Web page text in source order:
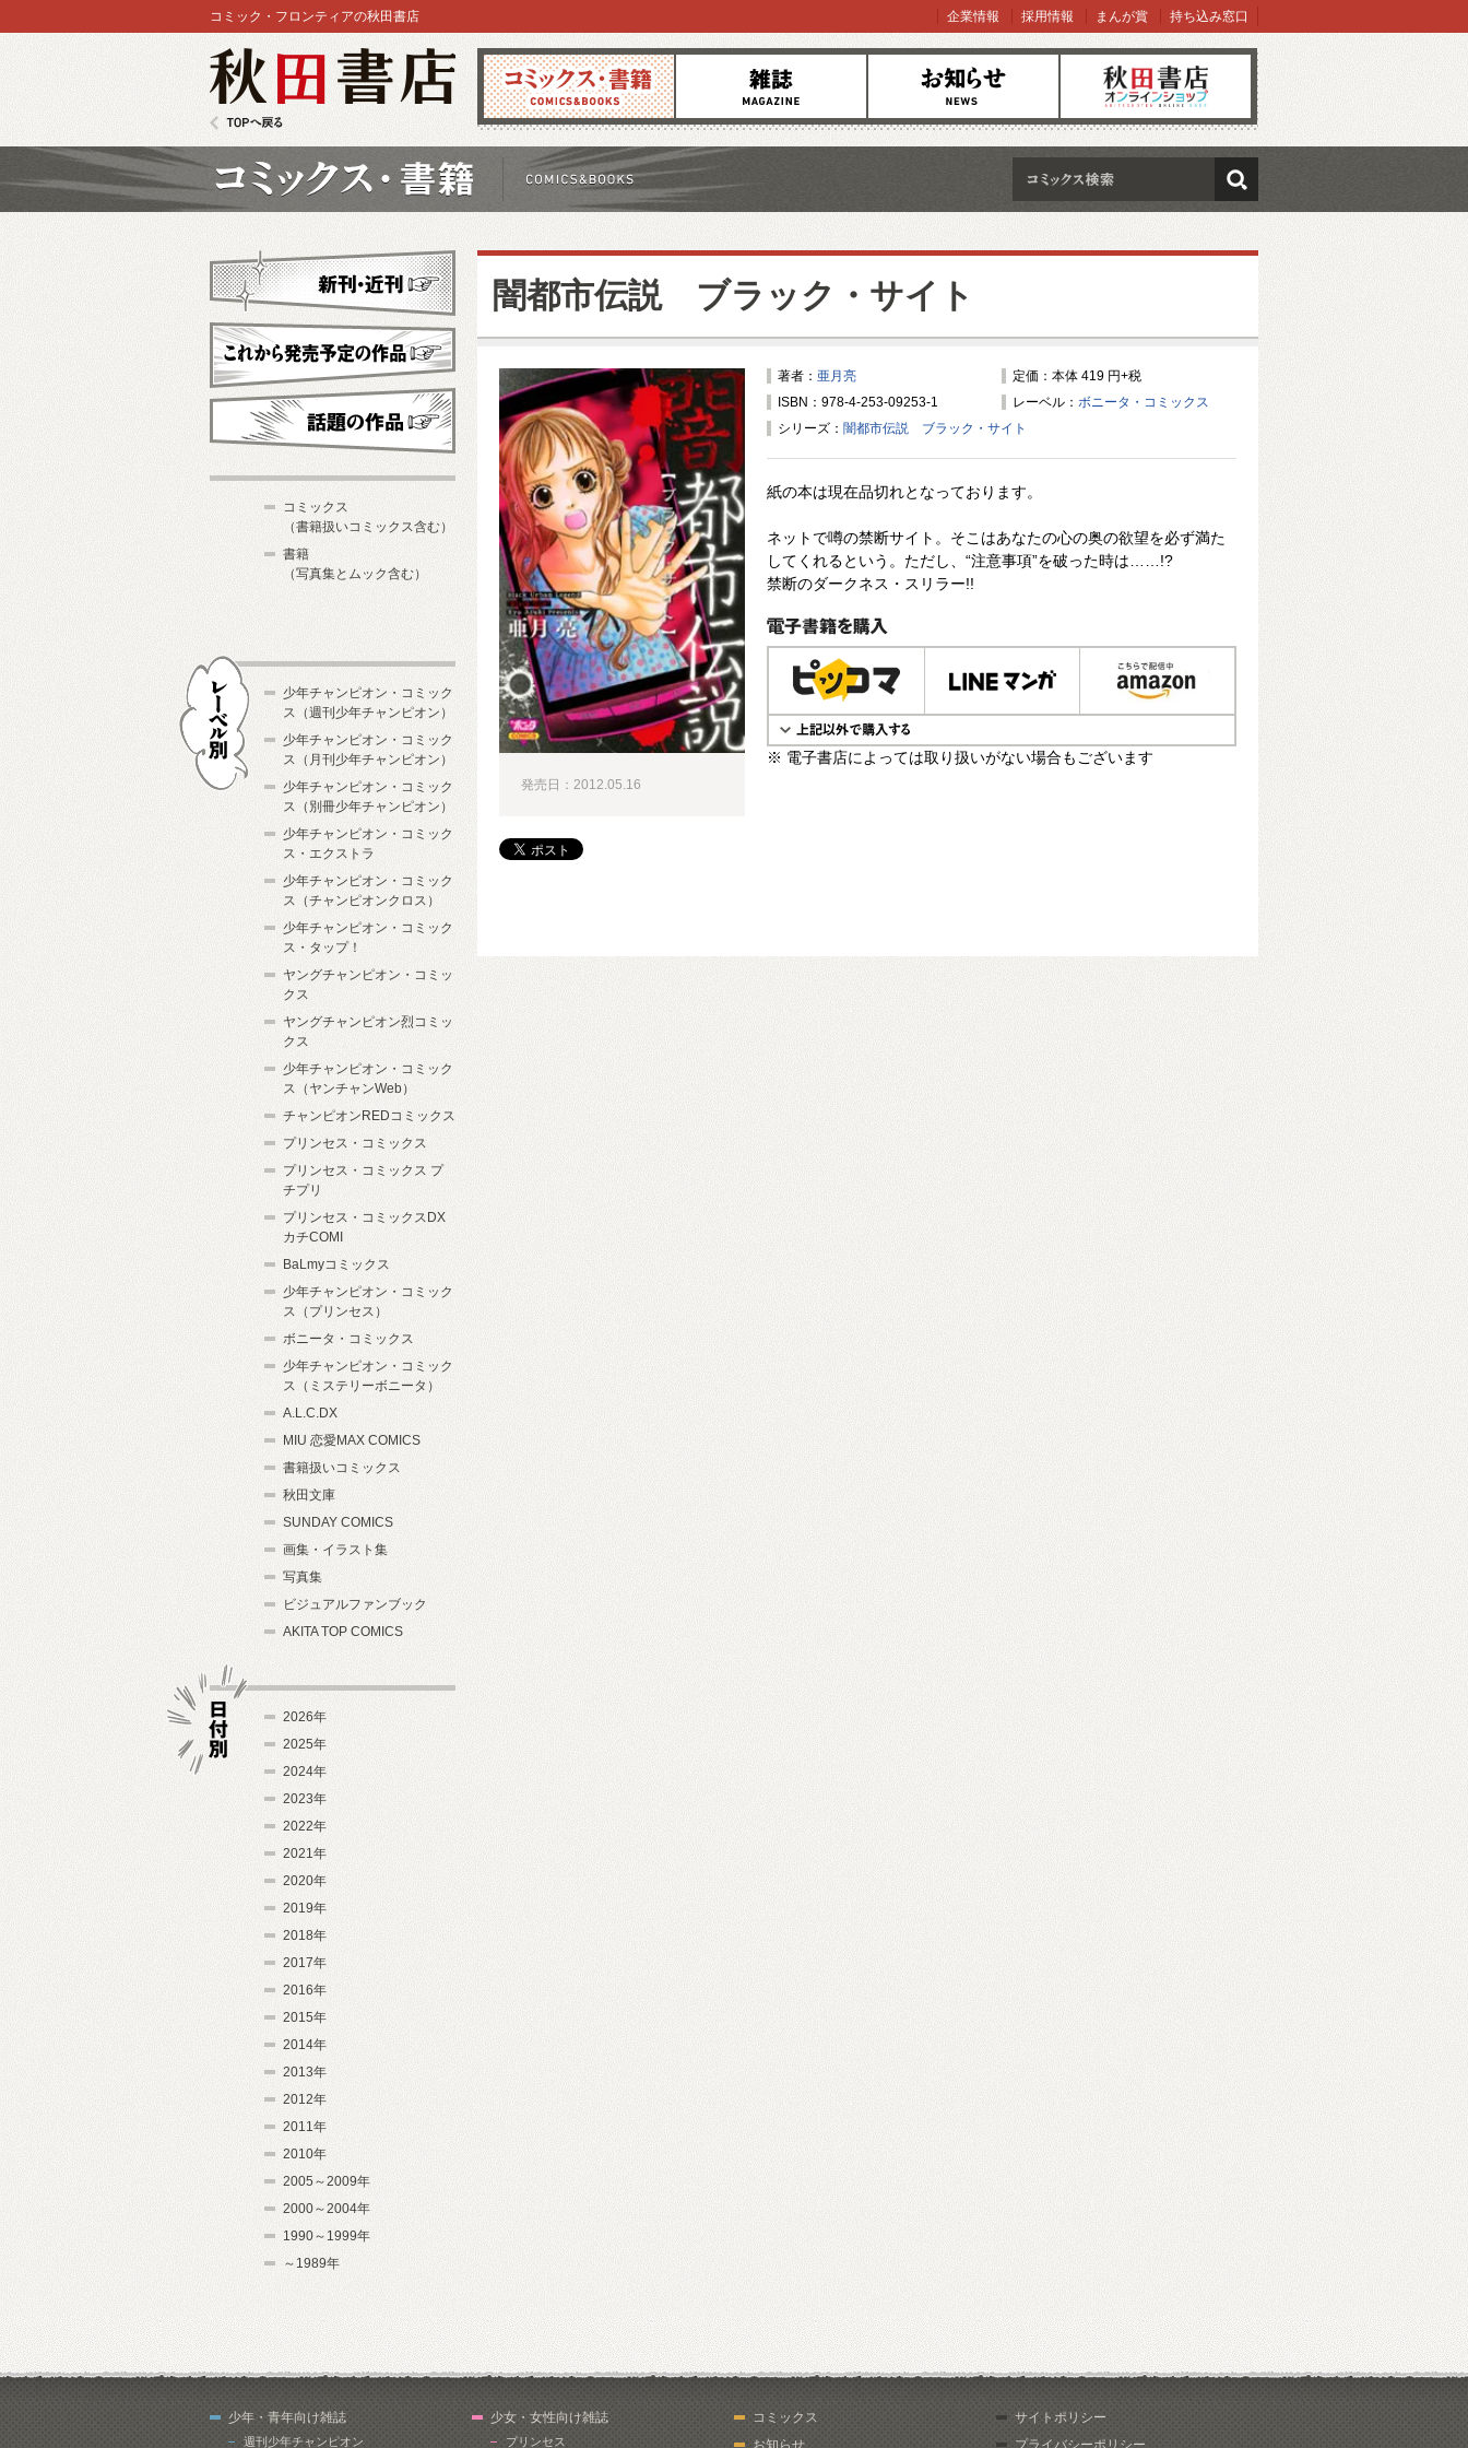
コミックス 雑誌 お知らせ オンラインショップ
コミック・フロンティアの秋田書店 企業情報 採用情報 まんが賞 持ち込み窓口
検索
闇都市伝説 ブラック・サイト
著者： 亜月亮
定価：本体 419 円+税
ISBN：978-4-253-09253-1
レーベル： ボニータ・コミックス
シリーズ： 闇都市伝説 ブラック・サイト
紙の本は現在品切れとなっております。
ネットで噂の禁断サイト。そこはあなたの心の奥の欲望を必ず満た
してくれるという。ただし、“注意事項”を破った時は……!?
禁断のダークネス・スリラー!!
電子書籍で購入
※ 電子書店によっては取り扱いがない場合もございます
発売日：2012.05.16
新刊・近刊
これから発売予定
コミックス
（書籍扱いコミックス含む）
書籍
（写真集とムック含む）
少年チャンピオン・コミック
ス（週刊少年チャンピオン）
少年チャンピオン・コミック
ス（月刊少年チャンピオン）
少年チャンピオン・コミック
ス（別冊少年チャンピオン）
少年チャンピオン・コミック
ス・エクストラ
少年チャンピオン・コミック
ス（チャンピオンクロス）
少年チャンピオン・コミック
ス・タップ！
ヤングチャンピオン・コミッ
クス
ヤングチャンピオン烈コミッ
クス
少年チャンピオン・コミック
ス（ヤンチャンWeb）
チャンピオンREDコミックス
プリンセス・コミックス
プリンセス・コミックス プ
チプリ
プリンセス・コミックスDX
カチCOMI
BaLmyコミックス
少年チャンピオン・コミック
ス（プリンセス）
ボニータ・コミックス
少年チャンピオン・コミック
ス（ミステリーボニータ）
A.L.C.DX
MIU 恋愛MAX COMICS
書籍扱いコミックス
秋田文庫
SUNDAY COMICS
画集・イラスト集
写真集
ビジュアルファンブック
AKITA TOP COMICS
2026年
2025年
2024年
2023年
2022年
2021年
2020年
2019年
2018年
2017年
2016年
2015年
2014年
2013年
2012年
2011年
2010年
2005～2009年
2000～2004年
1990～1999年
～1989年
少年・青年向け雑誌
週刊少年チャンピオン
少女・女性向け雑誌
プリンセス
コミックス
お知らせ
サイトポリシー
プライバシーポリシー